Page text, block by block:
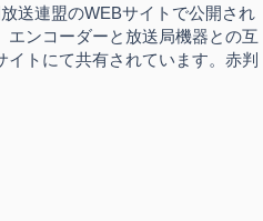
送連盟のWEBサイトで公開され
ンコーダーと放送局機器との互
トにて共有されています。赤判